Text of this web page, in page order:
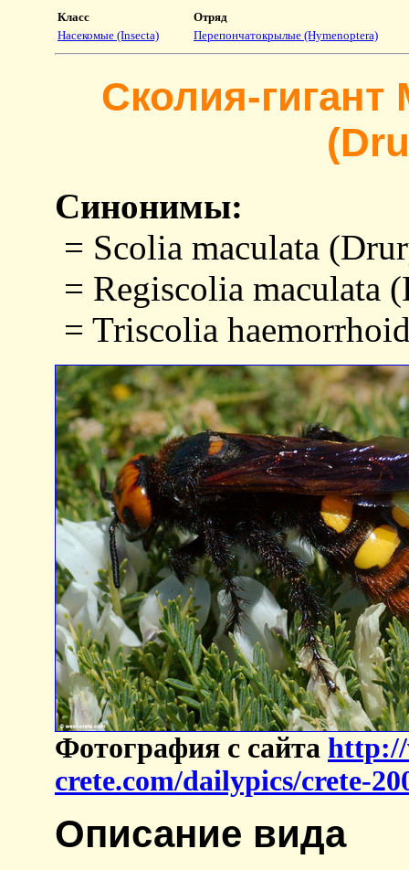
Класс
Отряд
Насекомые (Insecta)
Перепончатокрылые (Hymenoptera)
Сколия-гигант
Синонимы:
= Scolia maculata
= Regiscolia maculata
= Triscolia
Фотография с сайта http://
crete.com/dailypics/crete-
Описание вида